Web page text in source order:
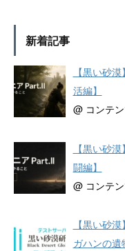
新着記事
【黒い砂
活編】
@ コンテ
【黒い砂
闘編】
@ コンテ
【黒い砂
ガハンの遺